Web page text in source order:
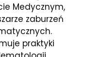
Medycznym,
zaburzeń
praktyki